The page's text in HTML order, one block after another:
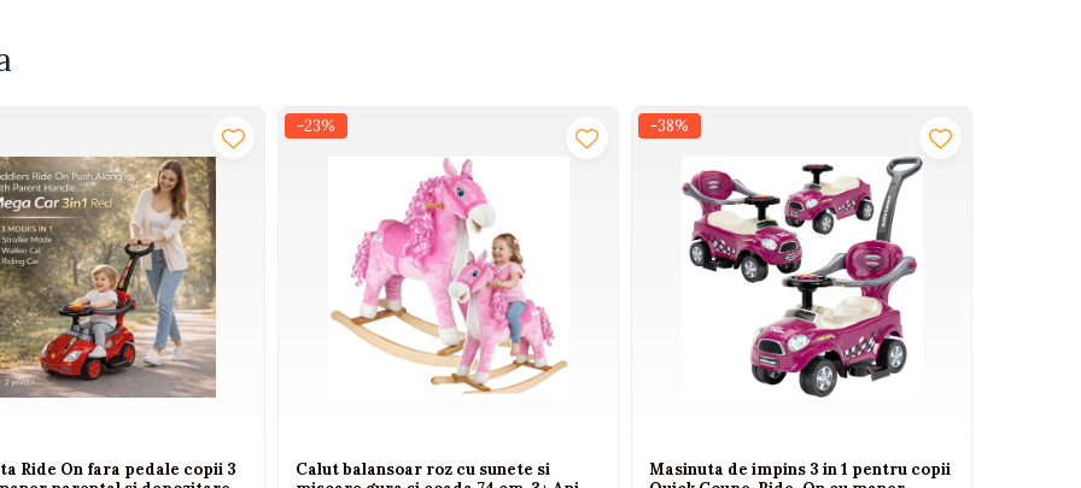
hexagoane, ferestre, elemente vehicule
Ride On fara pedale copii 3
-23%
Calut balansoar roz cu sunete si
-38%
Masinuta de impins 3 in 1 pentru copii